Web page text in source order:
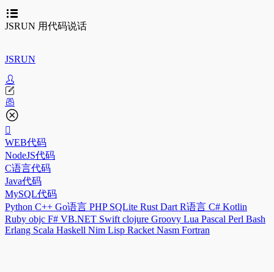
JSRUN 用代码说话
JSRUN
WEB代码
NodeJS代码
C语言代码
Java代码
MySQL代码
Python C++ Go语言 PHP SQLite Rust Dart R语言 C# Kotlin
Ruby objc F# VB.NET Swift clojure Groovy Lua Pascal Perl Bash
Erlang Scala Haskell Nim Lisp Racket Nasm Fortran